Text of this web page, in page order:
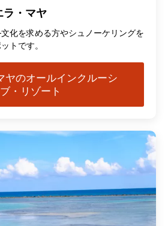
ラ・マヤ
化を求める方やシュノーケリングを
トです。
ヤのオールインクルーシ
ブ・リゾート